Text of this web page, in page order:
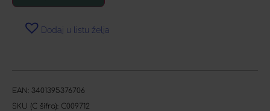
Dodaj u listu želja
EAN: 3401395376706
SKU (C šifra): C009712